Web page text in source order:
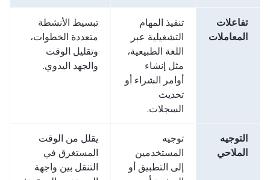
تفاعلات
المعاملات
تنفيذ المهام
التشغيلية عبر
اللغة الطبيعية،
مثل إنشاء
أوامر الشراء أو
تحديث
السجلات.
تبسيط الأنشطة
متعددة الخطوات،
وتقليل الوقت
والجهد اليدوي.
التوجيه
الملاحي
توجيه
المستخدمين
إلى التطبيق أو
يقلل من الوقت
المستغرق في
التنقل بين واجهة